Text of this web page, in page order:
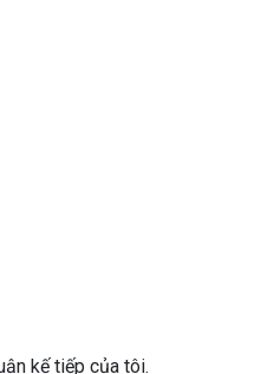
kế tiếp của tôi.